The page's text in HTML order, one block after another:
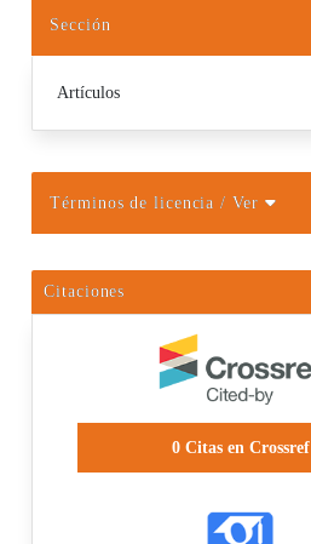
Sección
Artículos
Términos de licencia/ Ver
Citaciones
0Citas en Crossref